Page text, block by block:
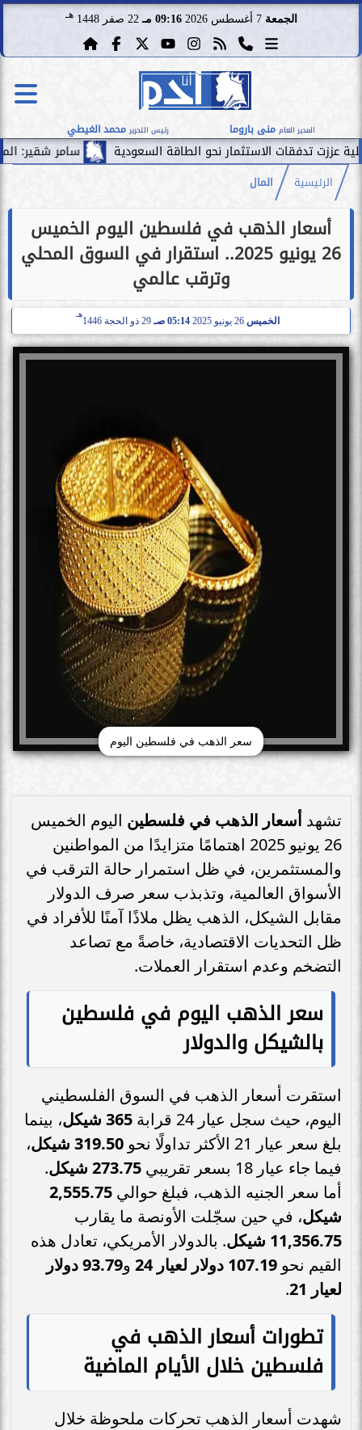
الجمعة 7 أغسطس 2026 09:16 مـ 22 صفر 1448 هـ
المدير العام منى باروما رئيس التحرير محمد الغيطي
سامر شقير: الممرات الاستثمار نحو الطاقة السعودية
الرئيسية المال
أسعار الذهب في فلسطين اليوم الخميس
26 يونيو 2025.. استقرار في السوق المحلي
وترقب عالمي
الخميس 05:14 صـ 29 ذو الحجة 1446
هـ
سعر الذهب في فلسطين اليوم
تشهد أسعار الذهب في فلسطين اليوم الخميس
26 يونيو 2025 اهتمامًا متزايدًا من المواطنين
والمستثمرين، في ظل استمرار حالة الترقب في
الأسواق العالمية، وتذبذب سعر صرف الدولار
مقابل الشيكل، الذهب يظل ملاذًا آمنًا للأفراد في
ظل التحديات الاقتصادية، خاصةً مع تصاعد
التضخم وعدم استقرار العملات.
سعر الذهب اليوم في فلسطين
بالشيكل والدولار
استقرت أسعار الذهب في السوق الفلسطيني
اليوم، حيث سجل عيار 24 قرابة
365 شيكل
، بينما
بلغ سعر عيار 21 الأكثر تداولًا نحو
319.50 شيكل
،
فيما جاء عيار 18 بسعر تقريبي
273.75 شيكل
.
أما سعر الجنيه الذهب، فبلغ حوالي 2,555.75
شيكل، في حين سجّلت الأونصة ما يقارب
11,356.75 شيكل
. بالدولار الأمريكي، تعادل هذه
القيم نحو 107.19 دولار لعيار 24 و
93.79 دولار
لعيار 21
.
تطورات أسعار الذهب في
فلسطين خلال الأيام الماضية
شهدت أسعار الذهب تحركات ملحوظة خلال